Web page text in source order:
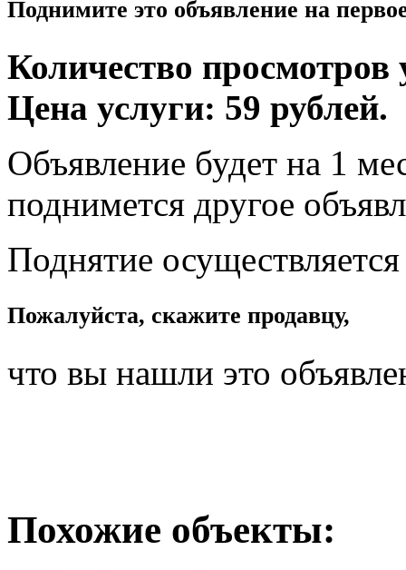
Поднимите это объявление на
Количество просмотров
Цена услуги: 59 рублей.
Объявление будет на 1
поднимется другое
Поднятие
Пожалуйста, скажите продавцу,
что вы нашли это
Похожие объекты: